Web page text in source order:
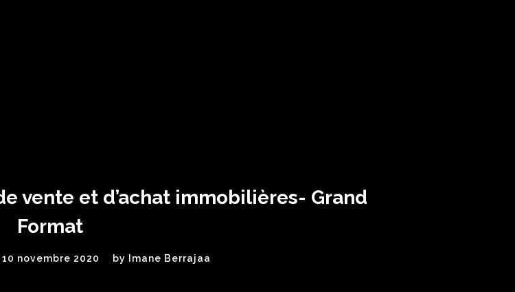
vente et d’achat immobilières- Grand
Format
novembre 2020 by Imane Berrajaa